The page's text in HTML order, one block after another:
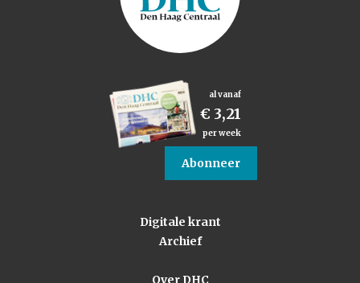
al vanaf
€ 3,21
per week
Abonneer
Digitale krant
Archief
Over DHC